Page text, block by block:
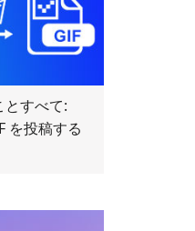
すべて:
を投稿する